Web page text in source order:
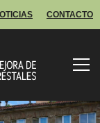
CONTACTO